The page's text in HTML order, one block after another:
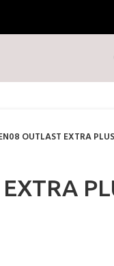
OUTLAST EXTRA